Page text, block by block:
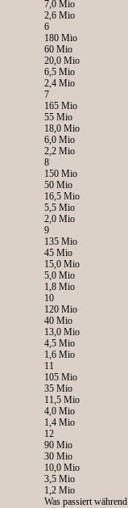
7,0 Mio
2,6 Mio
6
180 Mio
60 Mio
20,0 Mio
6,5 Mio
2,4 Mio
7
165 Mio
55 Mio
18,0 Mio
6,0 Mio
2,2 Mio
8
150 Mio
50 Mio
16,5 Mio
5,5 Mio
2,0 Mio
9
135 Mio
45 Mio
15,0 Mio
5,0 Mio
1,8 Mio
10
120 Mio
40 Mio
13,0 Mio
4,5 Mio
1,6 Mio
11
105 Mio
35 Mio
11,5 Mio
4,0 Mio
1,4 Mio
12
90 Mio
30 Mio
10,0 Mio
3,5 Mio
1,2 Mio
Was passiert